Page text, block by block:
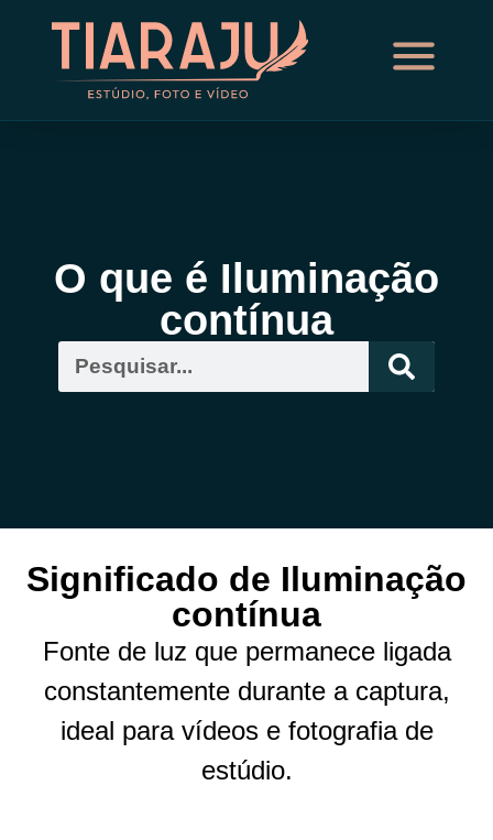
O que é Iluminação
contínua
Significado de Iluminação
contínua
Fonte de luz que permanece ligada
constantemente durante a captura,
ideal para vídeos e fotografia de
estúdio.